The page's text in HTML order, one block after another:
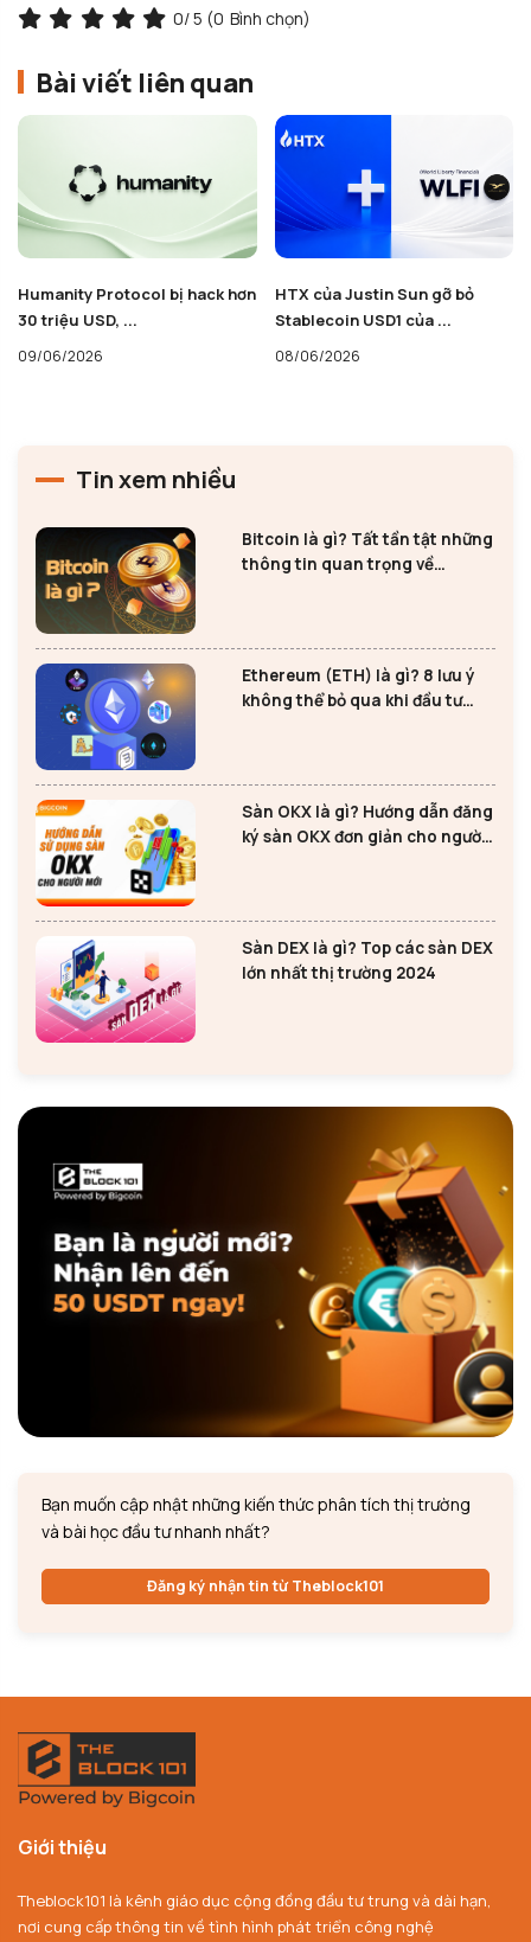
0/ 5 (0 Bình chọn)
Bài viết liên quan
Humanity Protocol bị hack hơn
30 triệu USD, ...
09/06/2026
HTX của Justin Sun gỡ bỏ
Stablecoin USD1 của ...
08/06/2026
Tin xem nhiều
Bitcoin là gì? Tất tần tật những
thông tin quan trọng về
Ethereum (ETH) là gì? 8 lưu ý
không thể bỏ qua khi đầu tư
Sàn OKX là gì? Hướng dẫn đăng
ký sàn OKX đơn giản cho người
Sàn DEX là gì? Top các sàn DEX
lớn nhất thị trường 2024
Bạn muốn cập nhật những kiến thức phân tích thị trường
và bài học đầu tư nhanh nhất?
Đăng ký nhận tin từ Theblock101
Giới thiệu
Theblock101 là kênh giáo dục cộng đồng đầu tư trung và dài hạn,
nơi cung cấp thông tin về tình hình phát triển công nghệ